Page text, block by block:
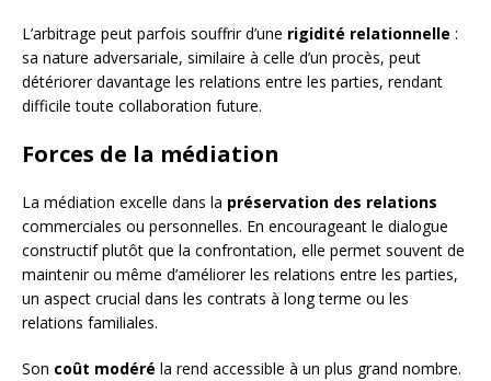
L’arbitrage peut parfois souffrir d’une rigidité relationnelle :
sa nature adversariale, similaire à celle d’un procès, peut
détériorer davantage les relations entre les parties, rendant
difficile toute collaboration future.
Forces de la médiation
La médiation excelle dans la préservation des relations
commerciales ou personnelles. En encourageant le dialogue
constructif plutôt que la confrontation, elle permet souvent de
maintenir ou même d’améliorer les relations entre les parties,
un aspect crucial dans les contrats à long terme ou les
relations familiales.
Son coût modéré la rend accessible à un plus grand nombre.